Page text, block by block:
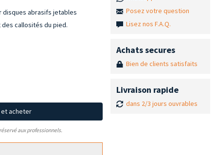
disques abrasifs jetables
callosités du pied.
et acheter
aux professionnels.
Posez votre question
Lisez nos F.A.Q.
Achats secures
Bien de clients satisfaits
Livraison rapide
dans 2/3 jours ouvrables